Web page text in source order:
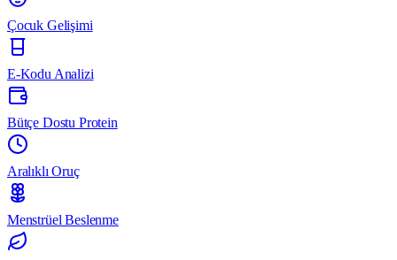
Çocuk Gelişimi
E-Kodu Analizi
Bütçe Dostu Protein
Aralıklı Oruç
Menstrüel Beslenme